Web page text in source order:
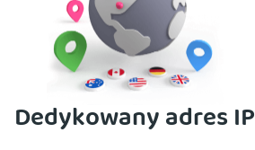
Dedykowany adres IP